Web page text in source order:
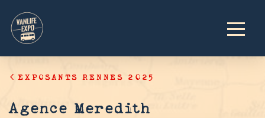
EXPOSANTS RENNES 2025
Agence Meredith